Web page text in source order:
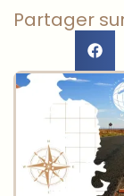
Partager